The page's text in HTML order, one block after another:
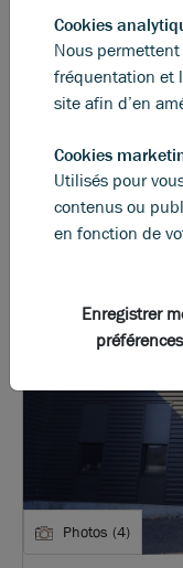
A louer, vos
155 m²non
Nous
Photos (4)
Cookies
Nous
fréquentation et
site afin d’en
Cookies
Utilisés pour
contenus ou
en fonction de
Enregistrer
préférences